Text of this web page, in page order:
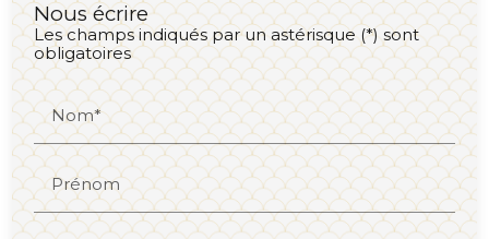
Nous écrire
Les champs indiqués par un astérisque (*) sont
obligatoires
Nom*
Prénom